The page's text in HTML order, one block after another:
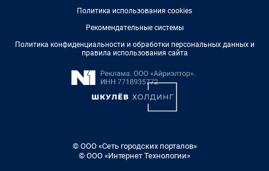
Политика использования cookies
Рекомендательные системы
Политика конфиденциальности и обработки персональных данных и
правила использования сайта
© ООО «Сеть городских порталов»
© ООО «Интернет Технологии»